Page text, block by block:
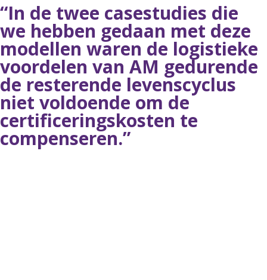
“In de twee casestudies die
we hebben gedaan met deze
modellen waren de logistieke
voordelen van AM gedurende
de resterende levenscyclus
niet voldoende om de
certificeringskosten te
compenseren.”